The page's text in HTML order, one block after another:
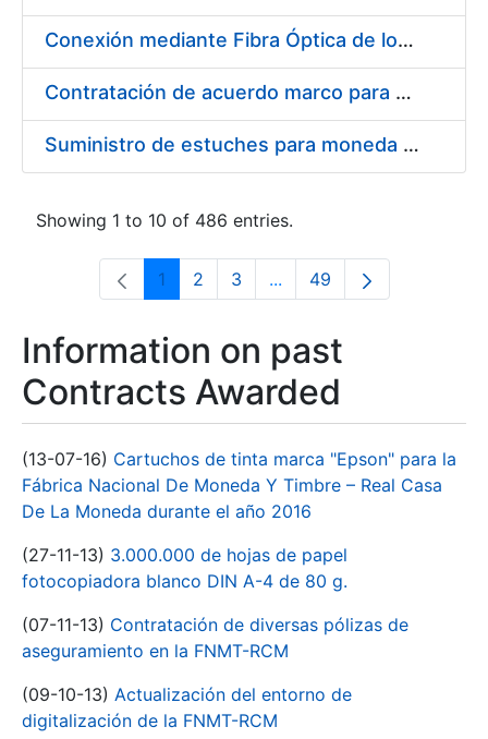
Conexión mediante Fibra Óptica de los Centros de Proceso de Datos (CPDs) de las sedes de la FNMT-RCM de Burgos y Madrid
Contratación de acuerdo marco para el Suministro de Material de Electricidad para la Fábrica Nacional de Moneda y Timbre-Real Casa de la Moneda en su centro de trabajo de Burgos
Suministro de estuches para moneda de 30 €
Showing 1 to 10 of 486 entries.
Page
1 Page
2 Page
3 ...Intermediate Pages Use
Page
49
Information on past
Contracts Awarded
(13-07-16) Cartuchos de tinta marca "Epson" para la
Fábrica Nacional De Moneda Y Timbre – Real Casa
De La Moneda durante el año 2016
(27-11-13) 3.000.000 de hojas de papel
fotocopiadora blanco DIN A-4 de 80 g.
(07-11-13) Contratación de diversas pólizas de
aseguramiento en la FNMT-RCM
(09-10-13) Actualización del entorno de
digitalización de la FNMT-RCM